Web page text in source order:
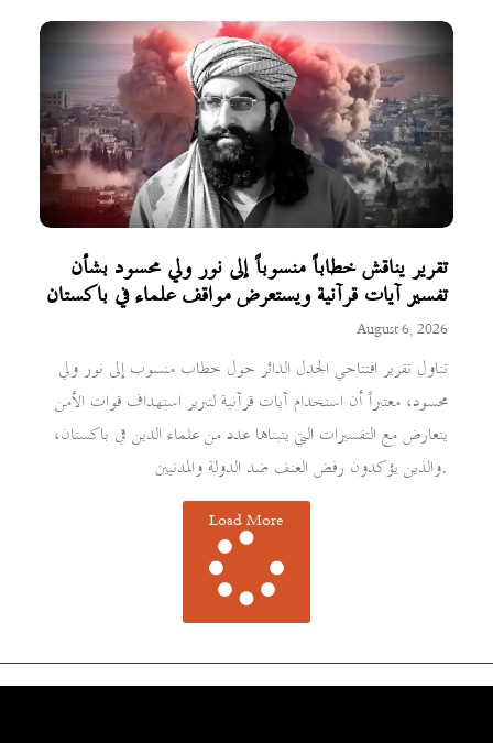
تقرير يناقش خطاباً منسوباً إلى نور ولي محسود بشأن
تفسير آيات قرآنية ويستعرض مواقف علماء في باكستان
August 6, 2026
تناول تقرير افتتاحي الجدل الدائر حول خطاب منسوب إلى نور ولي
محسود، معتبراً أن استخدام آيات قرآنية لتبرير استهداف قوات الأمن
يتعارض مع التفسيرات التي يتبناها عدد من علماء الدين في باكستان،
والذين يؤكدون رفض العنف ضد الدولة والمدنيين.
Load More